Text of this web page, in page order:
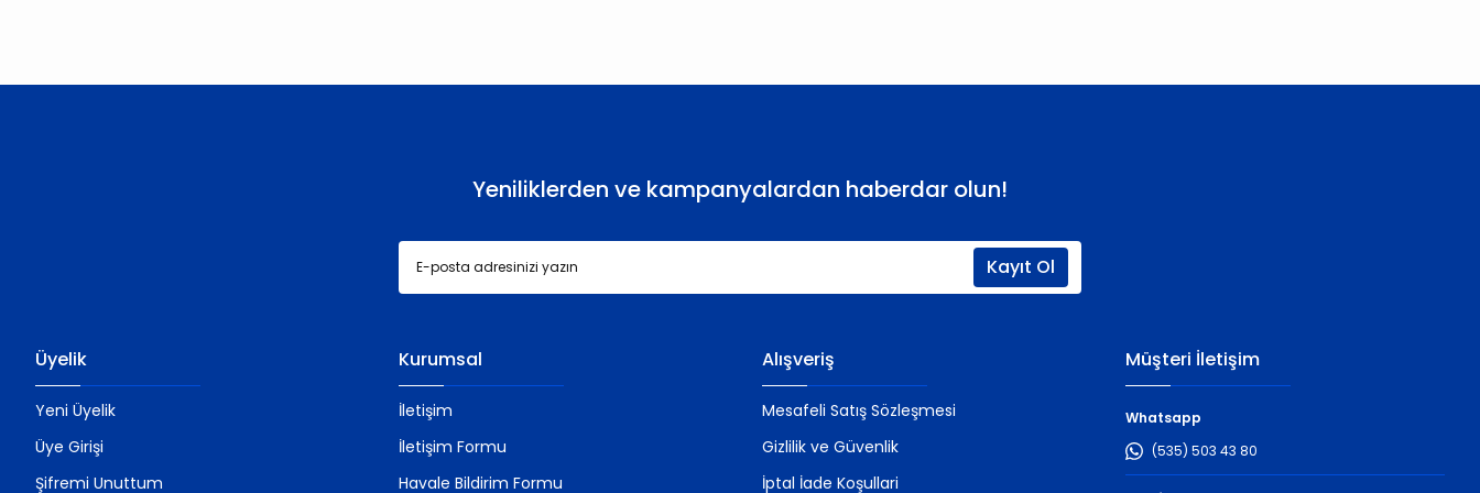
Ürün bilgilerinde hatalar bulunuyor.
Gönder
Yeniliklerden ve kampanyalardan haberdar olun!
Kayıt Ol
Üyelik
Yeni Üyelik
Üye Girişi
Şifremi Unuttum
Kurumsal
İletişim
İletişim Formu
Havale Bildirim Formu
Alışveriş
Mesafeli Satış Sözleşmesi
Gizlilik ve Güvenlik
İptal İade Koşullari
Müşteri İletişim
Whatsapp
(535) 503 43 80